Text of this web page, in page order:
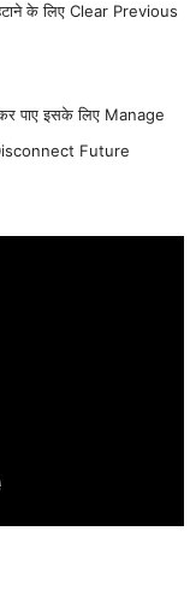
हटाने के लिए Clear Previous
पाए इसके लिए Manage
Future